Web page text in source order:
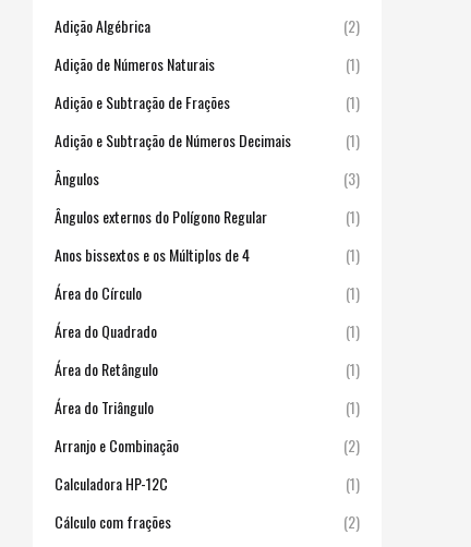
Adição Algébrica
(2)
Adição de Números Naturais
(1)
Adição e Subtração de Frações
(1)
Adição e Subtração de Números Decimais
(1)
Ângulos
(3)
Ângulos externos do Polígono Regular
(1)
Anos bissextos e os Múltiplos de 4
(1)
Área do Círculo
(1)
Área do Quadrado
(1)
Área do Retângulo
(1)
Área do Triângulo
(1)
Arranjo e Combinação
(2)
Calculadora HP-12C
(1)
Cálculo com frações
(2)